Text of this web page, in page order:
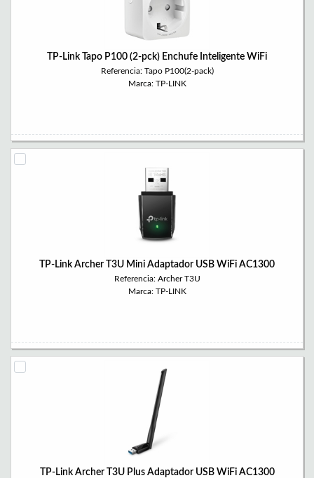
TP-Link Tapo P100 (2-pck) Enchufe Inteligente WiFi
Referencia: Tapo P100(2-pack)
Marca: TP-LINK
TP-Link Archer T3U Mini Adaptador USB WiFi AC1300
Referencia: Archer T3U
Marca: TP-LINK
TP-Link Archer T3U Plus Adaptador USB WiFi AC1300